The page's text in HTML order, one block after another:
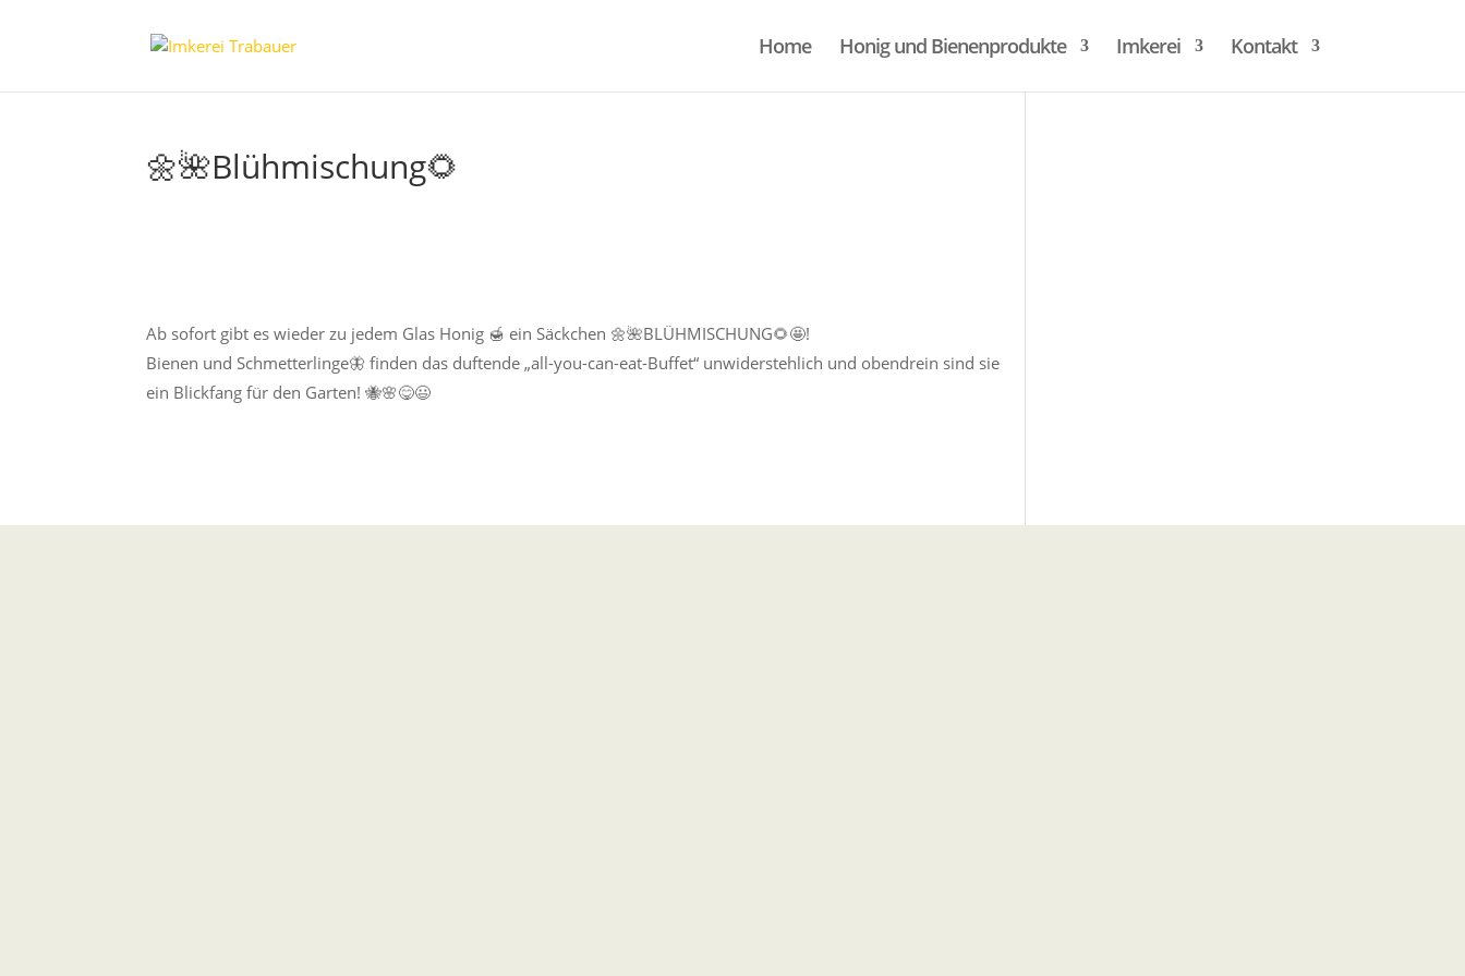
Home Honig und Bienenprodukte Imkerei Kontakt
🌼🌺Blühmischung🌻
Ab sofort gibt es wieder zu jedem Glas Honig 🍯 ein Säckchen 🌼🌺BLÜHMISCHUNG🌻🤩!
Bienen und Schmetterlinge🦋 finden das duftende „all-you-can-eat-Buffet“ unwiderstehlich und obendrein sind sie
ein Blickfang für den Garten! 🐝🌸😋😃